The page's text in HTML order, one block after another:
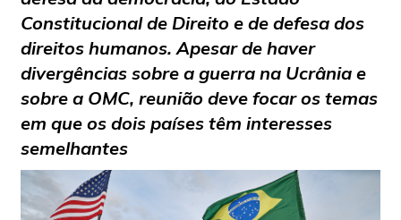
Constitucional de Direito e de defesa dos
direitos humanos. Apesar de haver
divergências sobre a guerra na Ucrânia e
sobre a OMC, reunião deve focar os temas
em que os dois países têm interesses
semelhantes